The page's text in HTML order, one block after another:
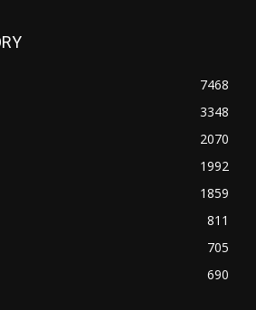
7468
3348
2070
1992
1859
811
705
690